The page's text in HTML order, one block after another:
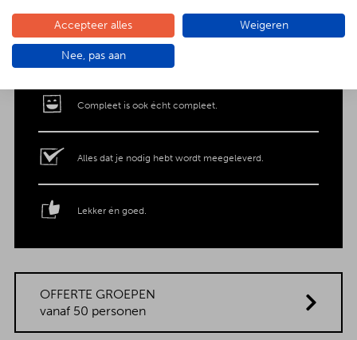
genieten met nóg meer luxe!
Compleet is ook écht compleet.
Alles dat je nodig hebt wordt meegeleverd.
Lekker én goed.
OFFERTE GROEPEN
vanaf 50 personen
Accepteer alles Weigeren
Nee, pas aan